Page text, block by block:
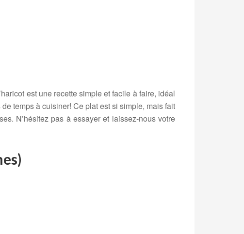
est une recette simple et facile à faire, idéal
temps à cuisiner! Ce plat est si simple, mais fait
N’hésitez pas à essayer et laissez-nous votre